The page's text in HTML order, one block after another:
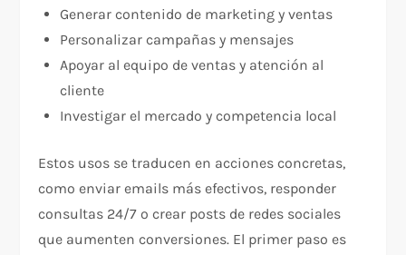
Generar contenido de marketing y ventas
Personalizar campañas y mensajes
Apoyar al equipo de ventas y atención al
cliente
Investigar el mercado y competencia local
Estos usos se traducen en acciones concretas,
como enviar emails más efectivos, responder
consultas 24/7 o crear posts de redes sociales
que aumenten conversiones. El primer paso es